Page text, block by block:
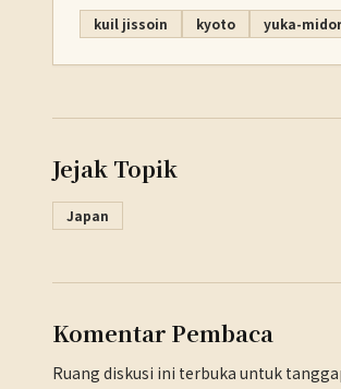
kuil jissoin kyoto yuka-
Jejak Topik
Japan
Komentar Pembaca
Ruang diskusi ini terbuka untuk